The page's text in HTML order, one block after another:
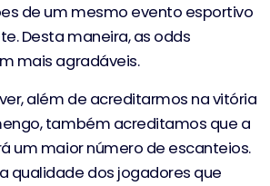
de um mesmo evento esportivo
Desta maneira, as odds
mais agradáveis.
além de acreditarmos na vitória
também acreditamos que a
um maior número de escanteios.
qualidade dos jogadores que